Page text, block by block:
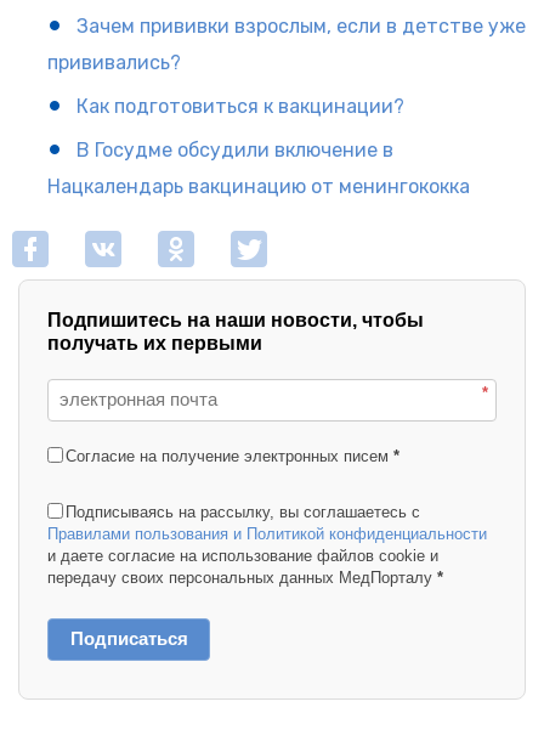
Зачем прививки взрослым, если в детстве уже
прививались?
Как подготовиться к вакцинации?
В Госудме обсудили включение в
Нацкалендарь вакцинацию от менингококка
Подпишитесь на наши новости, чтобы
получать их первыми
*
Согласие на получение электронных писем *
Подписываясь на рассылку, вы соглашаетесь с
Правилами пользования и Политикой конфиденциальности
и даете согласие на использование файлов cookie и
передачу своих персональных данных МедПорталу *
Подписаться